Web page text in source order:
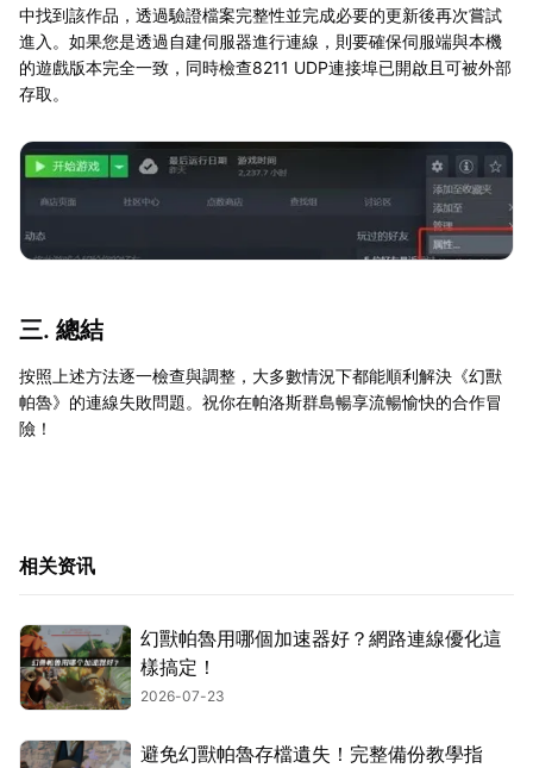
中找到該作品，透過驗證檔案完整性並完成必要的更新後再次嘗試
進入。如果您是透過自建伺服器進行連線，則要確保伺服端與本機
的遊戲版本完全一致，同時檢查8211 UDP連接埠已開啟且可被外部
存取。
三. 總結
按照上述方法逐一檢查與調整，大多數情況下都能順利解決《幻獸
帕魯》的連線失敗問題。祝你在帕洛斯群島暢享流暢愉快的合作冒
險！
相关资讯
幻獸帕魯用哪個加速器好？網路連線優化這
樣搞定！
2026-07-23
避免幻獸帕魯存檔遺失！完整備份教學指